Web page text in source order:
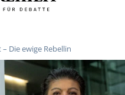
Die ewige Rebellin